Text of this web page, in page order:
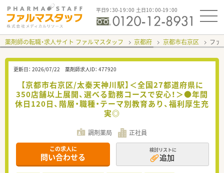
平日9：30-19：00 土日10：00-19：00
薬剤師の転職・求人サイト ファルマスタッフ 京都府 京都市右京区 フ
更新日： 2026/07/22 薬剤師求人ID： 477920
【京都市右京区/太秦天神川駅】＜全国27都道府県に
350店舗以上展開、選べる勤務コースで安心！＞●年間
休日120日、階層・職種・テーマ別教育あり、福利厚生充
実◎
調剤薬局 正社員
この求人に
問い合わせる
検討リストに
追加